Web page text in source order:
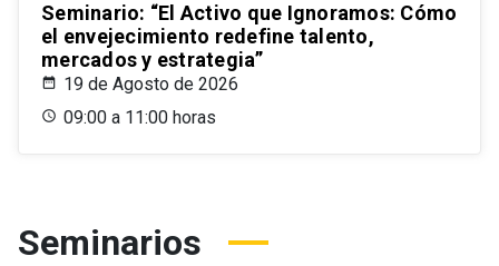
Seminario: “El Activo que Ignoramos: Cómo
el envejecimiento redefine talento,
mercados y estrategia”
19 de Agosto de 2026
09:00 a 11:00 horas
Seminarios